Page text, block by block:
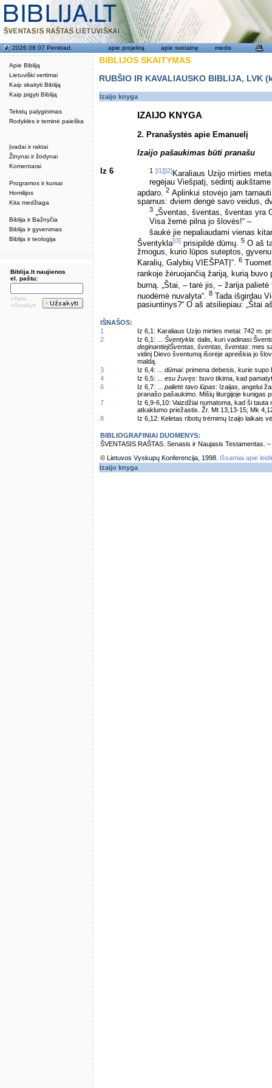
Apie Bibliją
Lietuviški vertimai
Kaip skaityti Bibliją
Kaip įsigyti Bibliją
Tekstų palyginimas
Rodyklės ir teminė paieška
Įvadai ir raktai
Žinynai ir žodynai
Komentarai
Programos ir kursai
Homilijos
Kita medžiaga
Biblija ir Bažnyčia
Biblija ir gyvenimas
Biblija ir teologija
2026 08 07 Penktad. apie projektą apie svetainę medis
Biblija.lt naujienos
el. paštu:
»Apie...
»Atsakyti
BIBLIJOS SKAITYMAS
RUBŠIO IR KAVALIAUSKO BIBLIJA,
Izaijo knyga
IZAIJO KNYGA
2. Pranašystės apie Emanuelį
Izaijo pašaukimas būti pranašu
Iz 6 1 [i1][i2]Karaliaus Uzijo mirties
regėjau Viešpatį, sėdintį
apdaro. 2 Aplinkui stovėjo jam
sparnus: dviem dengė savo veidus,
3 „Šventas, šventas, šventas yra
Visa žemė pilna jo šlovės!“ –
šaukė jie nepaliaudami vienas
Šventykla[i3] prisipildė dūmų. 5 O aš
žmogus, kurio lūpos suteptos,
Karalių, Galybių VIEŠPATĮ“. 6
rankoje žėruojančią žariją, kurią
burną. „Štai, – tarė jis, – žarija
nuodėmė nuvalyta“. 8 Tada išgirdau
pasiuntinys?“ O aš atsiliepiau: „Štai
IŠNAŠOS:
1
Iz 6,1: Karaliaus Uzijo mirties metai: 742 m.
2
Iz 6,1: ... Šventykla: dalis, kuri vadinasi
deginantiejiŠventas, šventas, šventas: mes
vidinį Dievo šventumą išorėje apreiškia jo
maldą.
3
Iz 6,4: ... dūmai: primena debesis, kurie supo
4
Iz 6,5: ... esu žuvęs: buvo tikima, kad
6
Iz 6,7: ... palietė tavo lūpas: Izaijas, angelui
pranašo pašaukimo. Mišių liturgijoje kunigas
7
Iz 6,9-6,10: Vaizdžiai numatoma, kad ši
atkaklumo priežastis. Žr. Mt 13,13-15; Mk
8
Iz 6,12: Keletas ribotų trėmimų Izaijo laikais
BIBLIOGRAFINIAI DUOMENYS:
ŠVENTASIS RAŠTAS. Senasis ir Naujasis Testamentas.
© Lietuvos Vyskupų Konferencija, 1998.
Išsamiai apie
Izaijo knyga